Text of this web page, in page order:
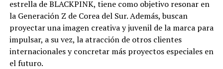
estrella de BLACKPINK, tiene como objetivo resonar en
la Generación Z de Corea del Sur. Además, buscan
proyectar una imagen creativa y juvenil de la marca para
impulsar, a su vez, la atracción de otros clientes
internacionales y concretar más proyectos especiales en
el futuro.